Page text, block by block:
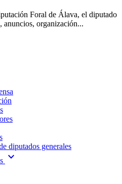
Foral de Álava, el diputado
organización...
diputados generales
expand_more